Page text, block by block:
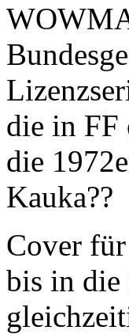
die in FF
die
Kauka??
Cover
bis in die